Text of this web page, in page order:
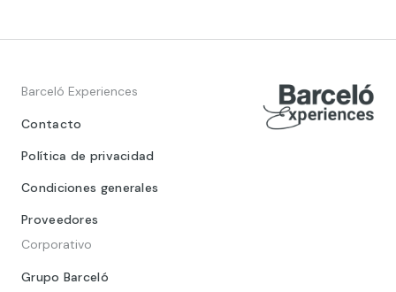
Barceló Experiences
Contacto
Política de privacidad
Condiciones generales
Proveedores
Corporativo
Grupo Barceló